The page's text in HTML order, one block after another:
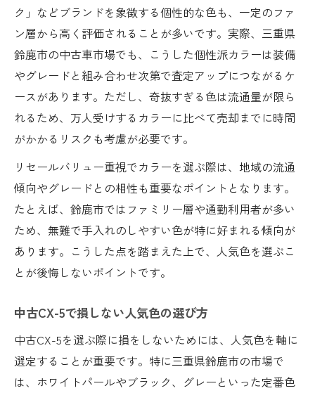
ク」などブランドを象徴する個性的な色も、一定のファ
ン層から高く評価されることが多いです。実際、三重県
鈴鹿市の中古車市場でも、こうした個性派カラーは装備
やグレードと組み合わせ次第で査定アップにつながるケ
ースがあります。ただし、奇抜すぎる色は流通量が限ら
れるため、万人受けするカラーに比べて売却までに時間
がかかるリスクも考慮が必要です。
リセールバリュー重視でカラーを選ぶ際は、地域の流通
傾向やグレードとの相性も重要なポイントとなります。
たとえば、鈴鹿市ではファミリー層や通勤利用者が多い
ため、無難で手入れのしやすい色が特に好まれる傾向が
あります。こうした点を踏まえた上で、人気色を選ぶこ
とが後悔しないポイントです。
中古CX-5で損しない人気色の選び方
中古CX-5を選ぶ際に損をしないためには、人気色を軸に
選定することが重要です。特に三重県鈴鹿市の市場で
は、ホワイトパールやブラック、グレーといった定番色